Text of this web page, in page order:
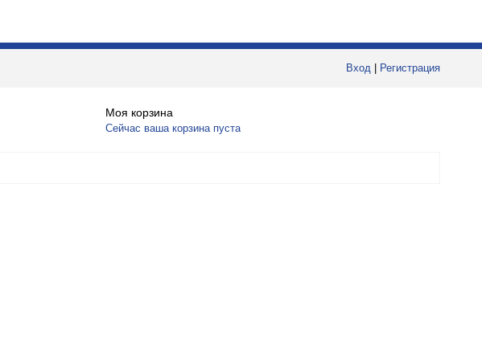
Вход Регистрация
Моя корзина
Сейчас ваша корзина пуста